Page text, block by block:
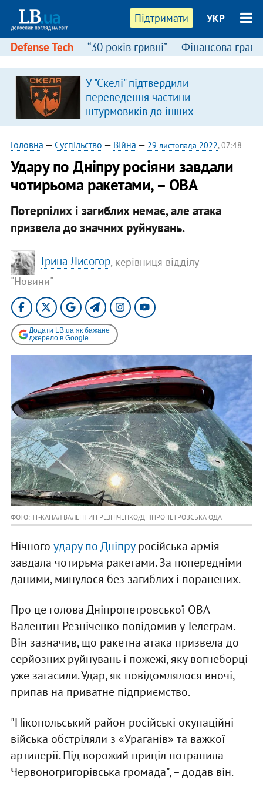
Підтримати УКР
Defense Tech “30 років гривні” Фінансова
У "Скелі" підтвердили
переведення частини
штурмовиків до інших
підрозділів
Головна — Суспільство — Війна — 29 листопада 2022, 07:48
Удару по Дніпру росіяни завдали
чотирьома ракетами, – ОВА
Потерпілих і загиблих немає, але атака
призвела до значних руйнувань.
Ірина Лисогор, керівниця відділу
"Новини"
Додати LB.ua як бажане
джерело в Google
ФОТО: ТГ-КАНАЛ ВАЛЕНТИН РЕЗНІЧЕНКО/ДНІПРОПЕТРОВСЬКА ОДА
Нічного удару по Дніпруросійська армія
завдала чотирьма ракетами. За попередніми
даними, минулося без загиблих і поранених.
Про це голова Дніпропетровської ОВА
Валентин Резніченко повідомив у Телеграм.
Він зазначив, що ракетна атака призвела до
серйозних руйнувань і пожежі, яку вогнеборці
уже загасили. Удар, як повідомлялося вночі,
припав на приватне підприємство.
"Нікопольський район російські окупаційні
війська обстріляли з «Ураганів» та важкої
артилерії. Під ворожий приціл потрапила
Червоногригорівська громада", – додав він.